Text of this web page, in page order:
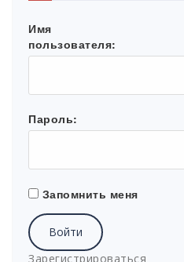
Имя
пользователя:
Пароль:
Запомнить меня
Войти
Зарегистрироваться